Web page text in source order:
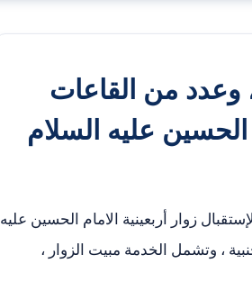
، وعدد من القاعات
الحسين عليه السلام
زوار أربعينية الامام الحسين عليه
، وتشمل الخدمة مبيت الزوار ،